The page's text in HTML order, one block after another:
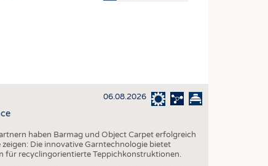
TEXTILIEN
06.08.2026
haben Barmag und Object Carpet erfolgreich
Die innovative Garntechnologie bietet
für recyclingorientierte Teppichkonstruktionen.